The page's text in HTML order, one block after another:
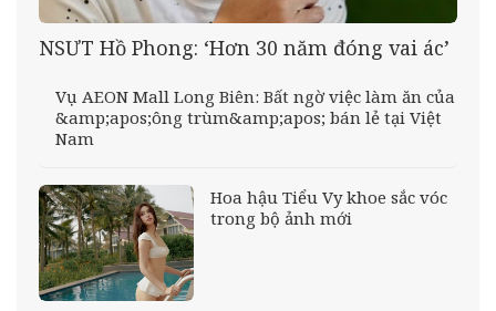
NSƯT Hồ Phong: ‘Hơn 30 năm đóng vai ác’
Vụ AEON Mall Long Biên: Bất ngờ việc làm ăn của
&amp;apos;ông trùm&amp;apos; bán lẻ tại Việt
Nam
Hoa hậu Tiểu Vy khoe sắc vóc
trong bộ ảnh mới